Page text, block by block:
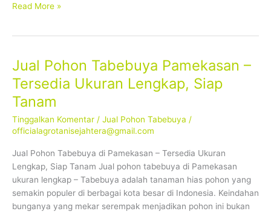
Read More »
Jual Pohon Tabebuya Pamekasan –
Tersedia Ukuran Lengkap, Siap
Tanam
Tinggalkan Komentar / Jual Pohon Tabebuya /
officialagrotanisejahtera@gmail.com
Jual Pohon Tabebuya di Pamekasan – Tersedia Ukuran
Lengkap, Siap Tanam Jual pohon tabebuya di Pamekasan
ukuran lengkap – Tabebuya adalah tanaman hias pohon yang
semakin populer di berbagai kota besar di Indonesia. Keindahan
bunganya yang mekar serempak menjadikan pohon ini bukan
Jual
Pohon
Tabebuya
Pamekasan
–
Tersedia
Lengkap,
Siap
Tanam